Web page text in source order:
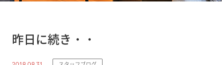
昨日に続き・・